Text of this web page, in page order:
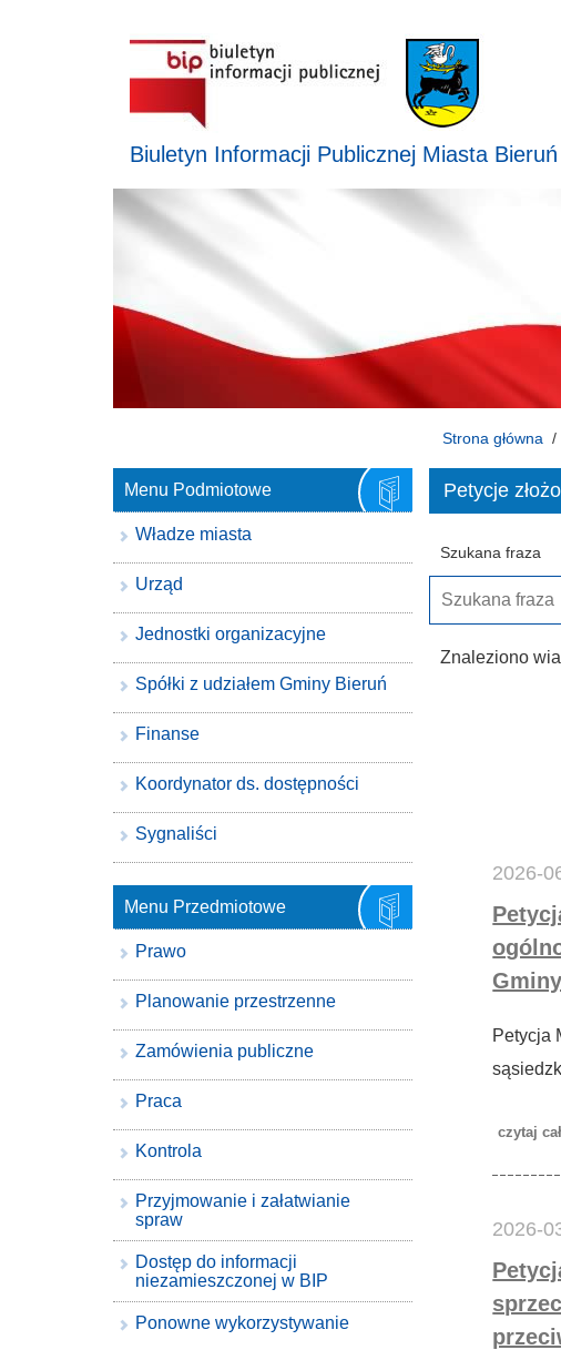
Biuletyn Informacji Publicznej Miasta Bieruń
Strona główna
Petycje
Szukana fraza
Znaleziono
2026-
Petycja
2026-
Menu Podmiotowe
Władze miasta
Urząd
Jednostki organizacyjne
Spółki z udziałem Gminy Bieruń
Finanse
Koordynator ds. dostępności
Sygnaliści
Menu Przedmiotowe
Prawo
Planowanie przestrzenne
Zamówienia publiczne
Praca
Kontrola
Przyjmowanie i załatwianie
spraw
Dostęp do informacji
niezamieszczonej w BIP
Ponowne wykorzystywanie